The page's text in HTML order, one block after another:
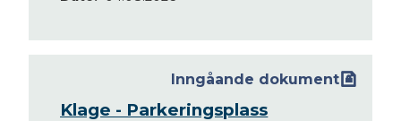
Inngåande dokument
Klage - Parkeringsplass